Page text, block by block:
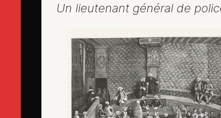
Un lieutenant général de